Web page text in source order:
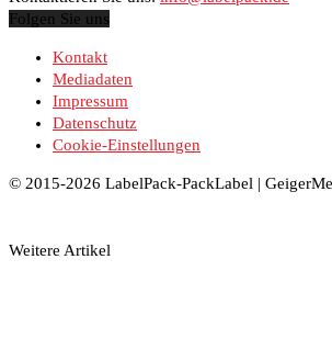
Folgen Sie uns
Kontakt
Mediadaten
Impressum
Datenschutz
Cookie-Einstellungen
© 2015-2026 LabelPack-PackLabel |
Weitere Artikel